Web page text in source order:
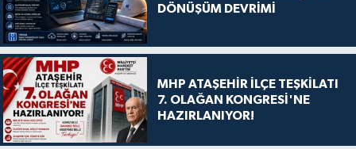
DÖNÜŞÜM DEVRİMİ
MHP ATAŞEHİR İLÇE TEŞKİLATI
7. OLAĞAN KONGRESİ'NE
HAZIRLANIYOR!